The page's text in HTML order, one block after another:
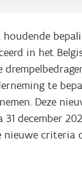
in het
te
Deze
31 december
criteria